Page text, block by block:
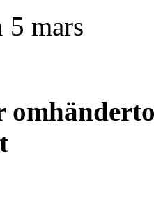
5 mars